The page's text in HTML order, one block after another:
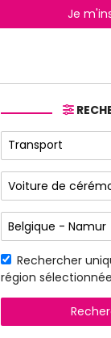
Je
Rechercher
région sélectionnée